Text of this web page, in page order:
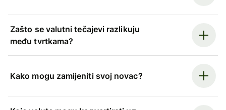
Zašto se valutni tečajevi razlikuju
među tvrtkama?
Kako mogu zamijeniti svoj novac?